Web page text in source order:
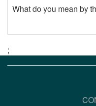
What do you mean by
;